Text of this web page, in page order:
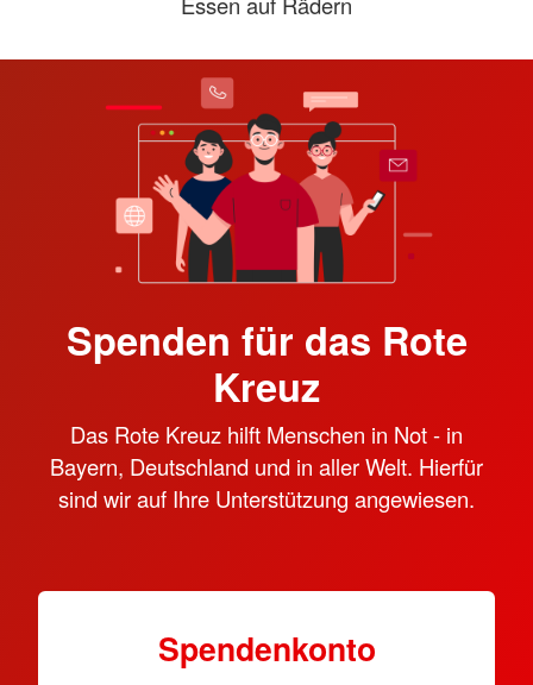
Spenden für das Rote
Kreuz
Das Rote Kreuz hilft Menschen in Not - in
Bayern, Deutschland und in aller Welt. Hierfür
sind wir auf Ihre Unterstützung angewiesen.
Spendenkonto